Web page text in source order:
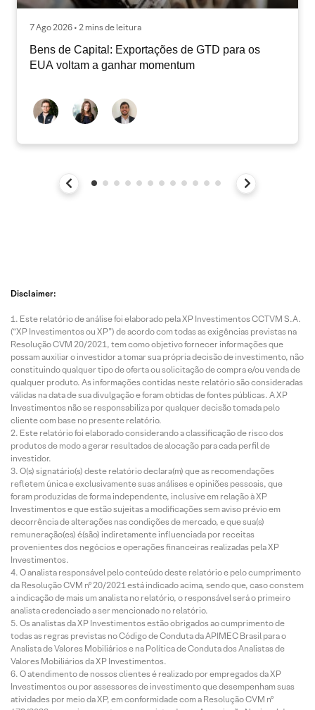
7 Ago 2026 • 2 mins de leitura
Bens de Capital: Exportações de GTD para os
EUA voltam a ganhar momentum
Disclaimer:
Este relatório de análise foi elaborado pela XP Investimentos CCTVM S.A.
(“XP Investimentos ou XP”) de acordo com todas as exigências previstas na
Resolução CVM 20/2021, tem como objetivo fornecer informações que
possam auxiliar o investidor a tomar sua própria decisão de investimento, não
constituindo qualquer tipo de oferta ou solicitação de compra e/ou venda de
qualquer produto. As informações contidas neste relatório são consideradas
válidas na data de sua divulgação e foram obtidas de fontes públicas. A XP
Investimentos não se responsabiliza por qualquer decisão tomada pelo
cliente com base no presente relatório.
Este relatório foi elaborado considerando a classificação de risco dos
produtos de modo a gerar resultados de alocação para cada perfil de
investidor.
O(s) signatário(s) deste relatório declara(m) que as recomendações
refletem única e exclusivamente suas análises e opiniões pessoais, que
foram produzidas de forma independente, inclusive em relação à XP
Investimentos e que estão sujeitas a modificações sem aviso prévio em
decorrência de alterações nas condições de mercado, e que sua(s)
remuneração(es) é(são) indiretamente influenciada por receitas
provenientes dos negócios e operações financeiras realizadas pela XP
Investimentos.
O analista responsável pelo conteúdo deste relatório e pelo cumprimento
da Resolução CVM nº 20/2021 está indicado acima, sendo que, caso constem
a indicação de mais um analista no relatório, o responsável será o primeiro
analista credenciado a ser mencionado no relatório.
Os analistas da XP Investimentos estão obrigados ao cumprimento de
todas as regras previstas no Código de Conduta da APIMEC Brasil para o
Analista de Valores Mobiliários e na Política de Conduta dos Analistas de
Valores Mobiliários da XP Investimentos.
O atendimento de nossos clientes é realizado por empregados da XP
Investimentos ou por assessores de investimento que desempenham suas
atividades por meio da XP, em conformidade com a Resolução CVM nº